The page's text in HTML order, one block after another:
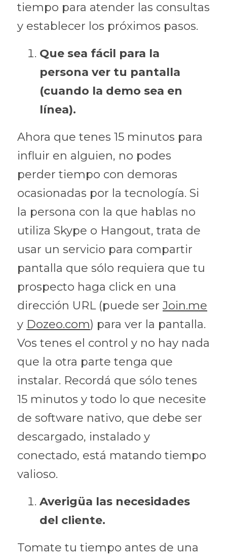
tiempo para atender las consultas
y establecer los próximos pasos.
Que sea fácil para la
persona ver tu pantalla
(cuando la demo sea en
línea).
Ahora que tenes 15 minutos para
influir en alguien, no podes
perder tiempo con demoras
ocasionadas por la tecnología. Si
la persona con la que hablas no
utiliza Skype o Hangout, trata de
usar un servicio para compartir
pantalla que sólo requiera que tu
prospecto haga click en una
dirección URL (puede ser Join.me
y Dozeo.com) para ver la pantalla.
Vos tenes el control y no hay nada
que la otra parte tenga que
instalar. Recordá que sólo tenes
15 minutos y todo lo que necesite
de software nativo, que debe ser
descargado, instalado y
conectado, está matando tiempo
valioso.
Averigüa las necesidades
del cliente.
Tomate tu tiempo antes de una